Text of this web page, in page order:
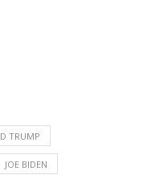
TRUMP
JOE BIDEN